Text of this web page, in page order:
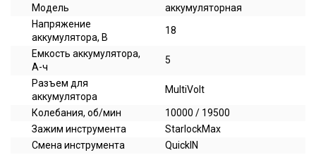
Модель
аккумуляторная
Напряжение
аккумулятора, В
18
Емкость аккумулятора,
А-ч
5
Разъем для
аккумулятора
MultiVolt
Колебания, об/мин
10000 / 19500
Зажим инструмента
StarlockMax
Смена инструмента
QuickIN